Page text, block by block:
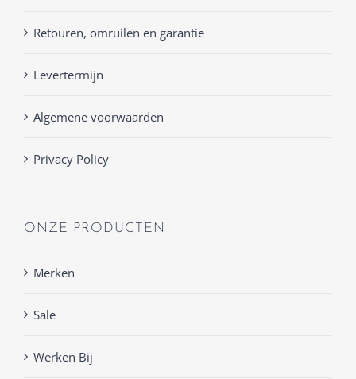
Retouren, omruilen en garantie
Levertermijn
Algemene voorwaarden
Privacy Policy
ONZE PRODUCTEN
Merken
Sale
Werken Bij